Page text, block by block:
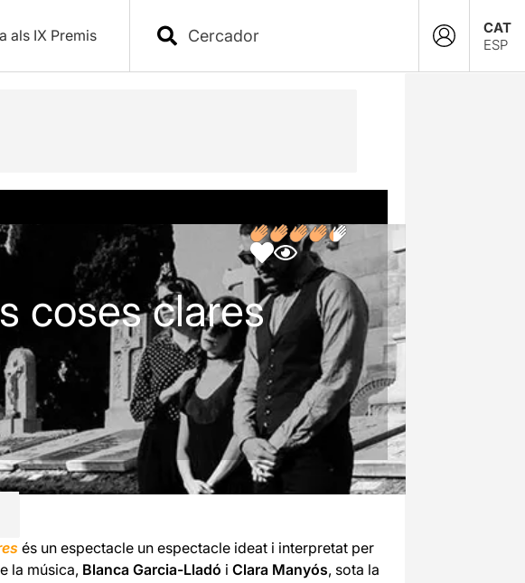
als IX Premis
CAT
ESP
coses clares
és un espectacle un espectacle ideat i interpretat per
la música, Blanca Garcia-Lladó i Clara Manyós, sota la